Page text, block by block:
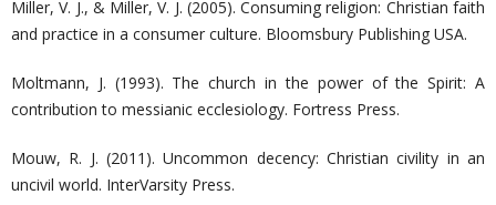
Miller, V. J., & Miller, V. J. (2005). Consuming religion: Christian faith
and practice in a consumer culture. Bloomsbury Publishing USA.
Moltmann, J. (1993). The church in the power of the Spirit: A
contribution to messianic ecclesiology. Fortress Press.
Mouw, R. J. (2011). Uncommon decency: Christian civility in an
uncivil world. InterVarsity Press.